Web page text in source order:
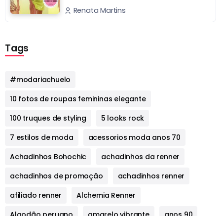
Renata Martins
Tags
#modariachuelo
10 fotos de roupas femininas elegante
100 truques de styling
5 looks rock
7 estilos de moda
acessorios moda anos 70
Achadinhos Bohochic
achadinhos da renner
achadinhos de promoção
achadinhos renner
afiliado renner
Alchemia Renner